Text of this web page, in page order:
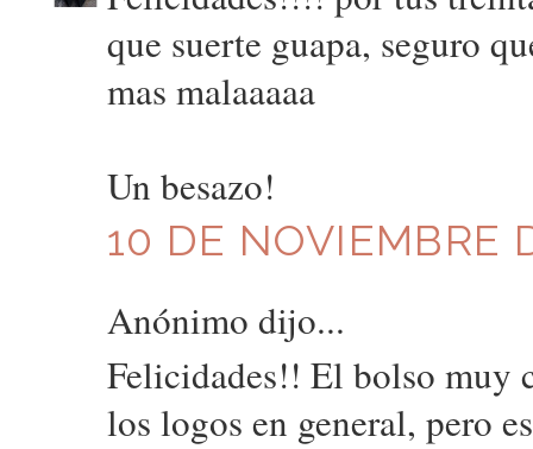
que suerte guapa, seguro
mas malaaaaa
Un besazo!
10 DE NOVIEMBRE
Anónimo dijo...
Felicidades!! El bolso muy
los logos en general, pero